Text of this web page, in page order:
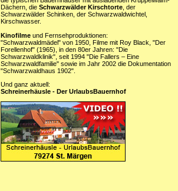
Dächern, die Schwarzwälder Kirschtorte , der
Schwarzwälder Schinken, der Schwarzwaldwichtel,
Kirschwasser.
Kinofilme und Fernsehproduktionen:
"Schwarzwaldmädel" von 1950, Filme mit Roy Black, "Der
Forellenhof" (1965), in den 80er Jahren: "Die
Schwarzwaldklinik", seit 1994 "Die Fallers – Eine
Schwarzwaldfamilie" sowie im Jahr 2002 die Dokumentation
"Schwarzwaldhaus 1902".
Und ganz aktuell:
Schreinerhäusle - Der UrlaubsBauernhof